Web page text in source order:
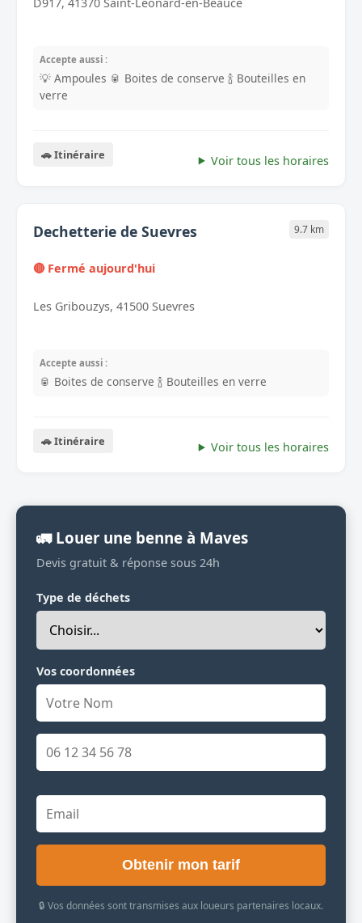
Accepte aussi :
💡 Ampoules 🥫 Boites de conserve 🍾 Bouteilles en
verre
🚗 Itinéraire Voir tous les horaires
Dechetterie de Suevres 9.7 km
🔴 Fermé aujourd'hui
Les Gribouzys, 41500 Suevres
Accepte aussi :
🥫 Boites de conserve 🍾 Bouteilles en verre
🚗 Itinéraire Voir tous les horaires
🚛 Louer une benne à Maves
Devis gratuit & réponse sous 24h
Type de déchets
Vos coordonnées
Obtenir mon tarif
🔒 Vos données sont transmises aux loueurs partenaires locaux.